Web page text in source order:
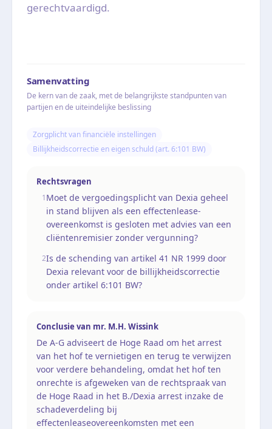
gerechtvaardigd.
Samenvatting
De kern van de zaak, met de belangrijkste standpunten van
partijen en de uiteindelijke beslissing
Zorgplicht van financiële instellingen
Billijkheidscorrectie en eigen schuld (art. 6:101 BW)
Rechtsvragen
1Moet de vergoedingsplicht van Dexia geheel
in stand blijven als een effectenlease-
overeenkomst is gesloten met advies van een
cliëntenremisier zonder vergunning?
2Is de schending van artikel 41 NR 1999 door
Dexia relevant voor de billijkheidscorrectie
onder artikel 6:101 BW?
Conclusie van mr. M.H. Wissink
De A-G adviseert de Hoge Raad om het arrest
van het hof te vernietigen en terug te verwijzen
voor verdere behandeling, omdat het hof ten
onrechte is afgeweken van de rechtspraak van
de Hoge Raad in het B./Dexia arrest inzake de
schadeverdeling bij
effectenleaseovereenkomsten met een